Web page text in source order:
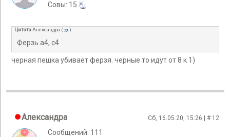
Cовы: 15
ЦитатаАлександра ( )
Ферзь a4, с4
черная пешка убивает ферзя. черные то идут от 8 к 1)
Александра Сб, 16.05.20, 15:26 | # 12
Сообщений: 111